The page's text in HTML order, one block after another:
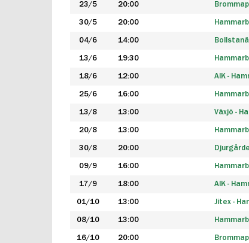
23/5 20:00
30/5 20:00
04/6 14:00
13/6 19:30
18/6 12:00 AIK -
25/6 16:00
13/8 13:00 Växjö -
20/8 13:00
30/8 20:00
09/9 16:00
17/9 18:00 AIK -
01/10 13:00 Jitex -
08/10 13:00
16/10 20:00